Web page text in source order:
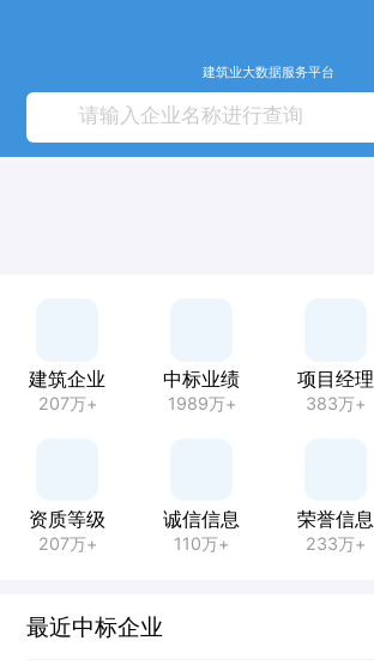
建筑业大数据服务平台
建筑企业
207万+
中标业绩
1989万+
项目经理
383万+
资质等级
207万+
诚信信息
110万+
荣誉信息
233万+
最近中标企业